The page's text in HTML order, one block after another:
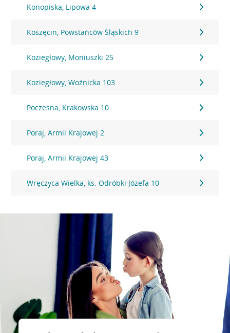
Konopiska, Lipowa 4
Koszęcin, Powstańców Śląskich 9
Koziegłowy, Moniuszki 25
Koziegłowy, Woźnicka 103
Poczesna, Krakowska 10
Poraj, Armii Krajowej 2
Poraj, Armii Krajowej 43
Wręczyca Wielka, ks. Odróbki Józefa 10